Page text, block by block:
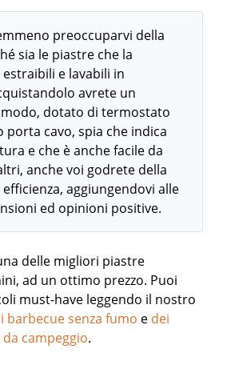
preoccuparvi della
sia le piastre che la
e lavabili in
avrete un
dotato di termostato
porta cavo, spia che indica
e che è anche facile da
anche voi godrete della
aggiungendovi alle
ed opinioni positive.
delle migliori piastre
ad un ottimo prezzo. Puoi
must-have leggendo il nostro
barbecue senza fumo e dei
campeggio.